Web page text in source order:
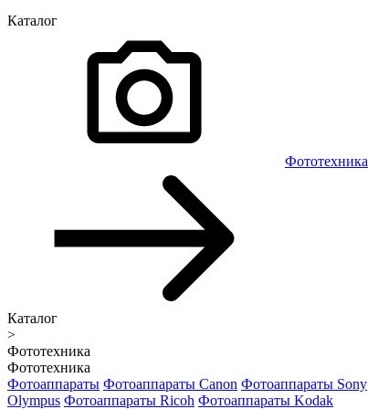
Каталог
Фототехника
Каталог
>
Фототехника
Фототехника
Фотоаппараты Фотоаппараты Canon Фотоаппараты Sony
Olympus Фотоаппараты Ricoh Фотоаппараты Kodak